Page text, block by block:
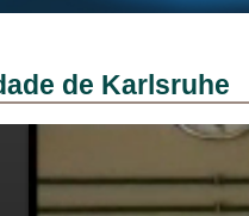
de Karlsruhe